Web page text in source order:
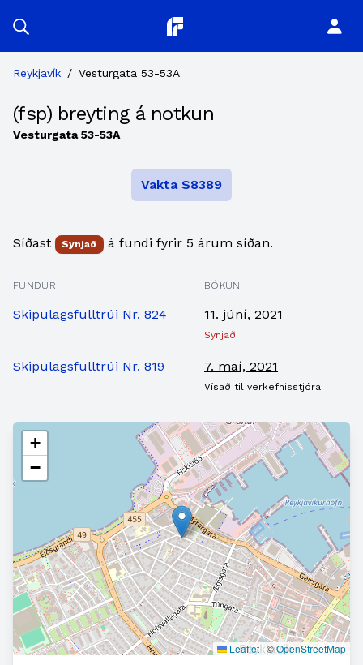
Planitor
Reykjavík / Vesturgata 53-53A
(fsp) breyting á notkun
Vesturgata 53-53A
Vakta S8389
Síðast Synjað á fundi fyrir 5 árum síðan.
FUNDUR BÓKUN
Skipulagsfulltrúi Nr. 824 11. júní, 2021
Synjað
Skipulagsfulltrúi Nr. 819 7. maí, 2021
Vísað til verkefnisstjóra
+
−
Leaflet|©OpenStreetMap